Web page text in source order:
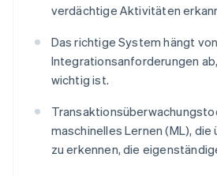
verdächtige Aktivitäten
Das richtige System hängt
Integrationsanforderungen
wichtig ist.
maschinelles Lernen (ML),
zu erkennen, die